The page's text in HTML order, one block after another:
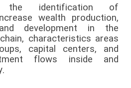
the identification of
wealth production,
development in the
characteristics areas
capital centers, and
flows inside and